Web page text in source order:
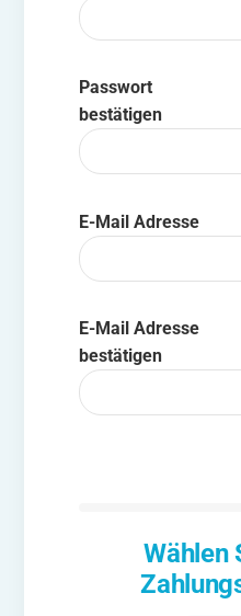
Passwort
bestätigen
E-Mail Adresse
E-Mail Adresse
bestätigen
Wählen